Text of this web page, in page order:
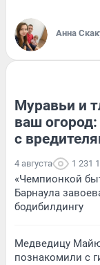
Анна
Муравьи и
ваш
с
4 августа 1 231
«Чемпионкой
Барнаула
бодибилдингу
Медведицу
познакомили с